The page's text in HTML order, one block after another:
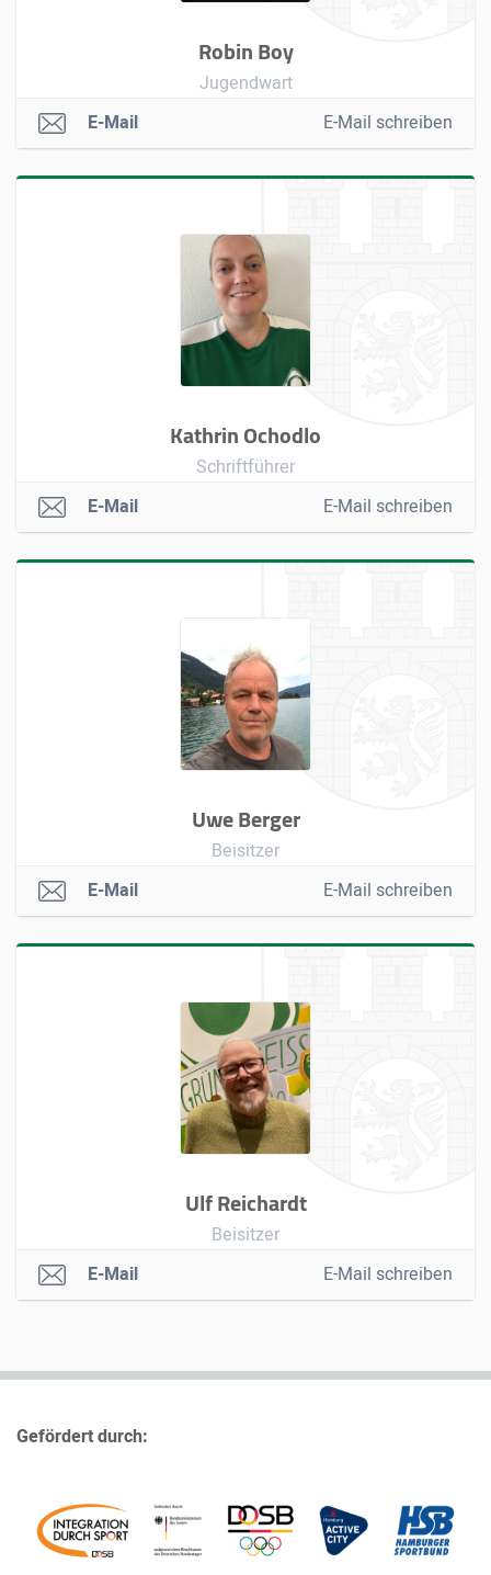
Robin Boy
Jugendwart
E-Mail
E-Mail schreiben
Kathrin Ochodlo
Schriftführer
E-Mail
E-Mail schreiben
Uwe Berger
Beisitzer
E-Mail
E-Mail schreiben
Ulf Reichardt
Beisitzer
E-Mail
E-Mail schreiben
Gefördert durch: